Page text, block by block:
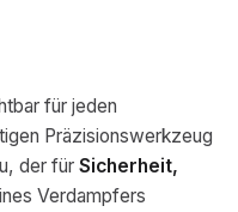
für jeden
Präzisionswerkzeug
der für Sicherheit,
Verdampfers